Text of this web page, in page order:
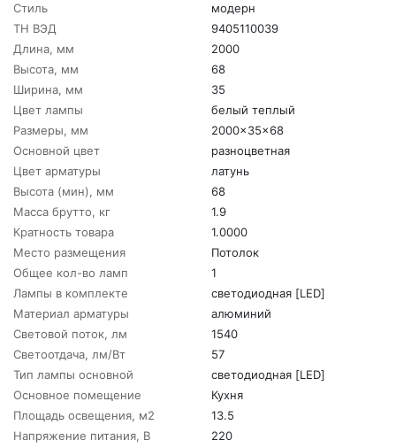
Стиль
модерн
ТН ВЭД
9405110039
Длина, мм
2000
Высота, мм
68
Ширина, мм
35
Цвет лампы
белый теплый
Размеры, мм
2000x35x68
Основной цвет
разноцветная
Цвет арматуры
латунь
Высота (мин), мм
68
Масса брутто, кг
1.9
Кратность товара
1.0000
Место размещения
Потолок
Общее кол-во ламп
1
Лампы в комплекте
светодиодная [LED]
Материал арматуры
алюминий
Световой поток, лм
1540
Светоотдача, лм/Вт
57
Тип лампы основной
светодиодная [LED]
Основное помещение
Кухня
Площадь освещения, м2
13.5
Напряжение питания, В
220